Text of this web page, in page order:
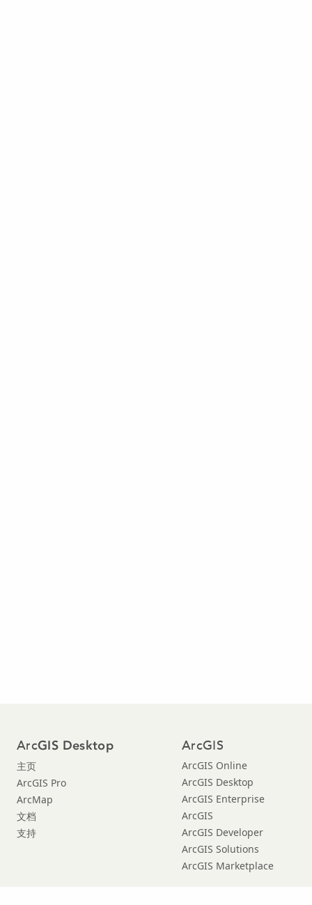
ArcGIS Desktop
主页
ArcGIS Pro
ArcMap
文档
支持
ArcGIS
ArcGIS Online
ArcGIS Desktop
ArcGIS Enterprise
ArcGIS
ArcGIS Developer
ArcGIS Solutions
ArcGIS Marketplace